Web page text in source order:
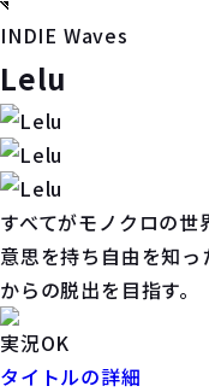
INDIE Waves
Lelu
すべてがモノクロの世
意思を持ち自由を知
からの脱出を目指す。
実況OK
タイトルの詳細